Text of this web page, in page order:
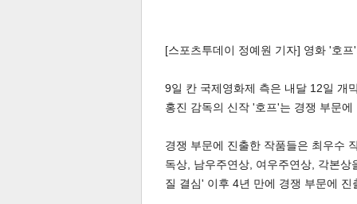
[스포츠투데이 정예원 기자] 영화 '호
9일 칸 국제영화제 측은 내달 12일 개
홍진 감독의 신작 '호프'는 경쟁 부문
경쟁 부문에 진출한 작품들은 최우수
독상, 남우주연상, 여우주연상, 각본
질 결심' 이후 4년 만에 경쟁 부문에 진